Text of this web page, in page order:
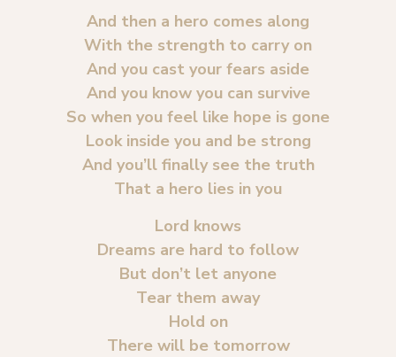
And then a hero comes along
With the strength to carry on
And you cast your fears aside
And you know you can survive
So when you feel like hope is gone
Look inside you and be strong
And you’ll finally see the truth
That a hero lies in you
Lord knows
Dreams are hard to follow
But don’t let anyone
Tear them away
Hold on
There will be tomorrow